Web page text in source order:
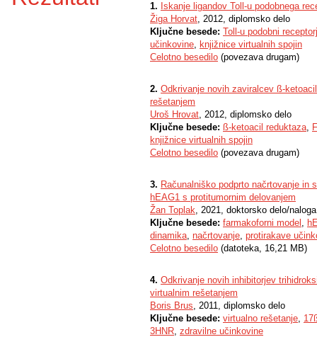
1. Iskanje ligandov Toll-u podobnega
Žiga Horvat, 2012, diplomsko delo
Ključne besede: Toll-u podobni
učinkovine, knjižnice virtualnih spojin
Celotno besedilo (povezava drugam)
2. Odkrivanje novih zaviralcev ß-
rešetanjem
Uroš Hrovat, 2012, diplomsko delo
Ključne besede: ß-ketoacil reduktaza,
knjižnice virtualnih spojin
Celotno besedilo (povezava drugam)
3. Računalniško podprto načrtovanje in
hEAG1 s protitumornim delovanjem
Žan Toplak, 2021, doktorsko delo/naloga
Ključne besede: farmakoforni model ,
dinamika, načrtovanje, protirakave
Celotno besedilo (datoteka, 16,21 MB)
4. Odkrivanje novih inhibitorjev
virtualnim rešetanjem
Boris Brus, 2011, diplomsko delo
Ključne besede: virtualno rešetanje,
3HNR, zdravilne učinkovine